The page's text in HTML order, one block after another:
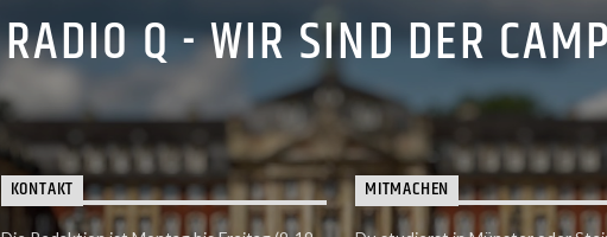
RADIO Q - WIR SIND DER
KONTAKT MITMACHEN